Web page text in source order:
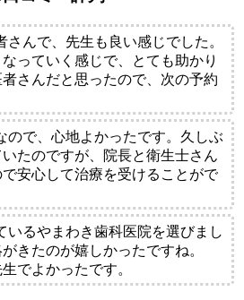
んで、先生も良い感じでした。
っていく感じで、とても助かり
さんだと思ったので、次の予約
ので、心地よかったです。久しぶ
たのですが、院長と衛生士さん
安心して治療を受けることがで
いるやまわき歯科医院を選びまし
きたのが嬉しかったですね。
でよかったです。